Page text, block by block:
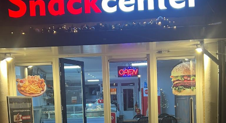
Keukens
Foodwall
Reviews